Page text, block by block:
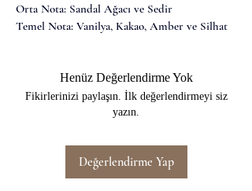
Orta Nota: Sandal Ağacı ve Sedir
Temel Nota: Vanilya, Kakao, Amber ve Silhat
Henüz Değerlendirme Yok
Fikirlerinizi paylaşın. İlk değerlendirmeyi siz
yazın.
Değerlendirme Yap